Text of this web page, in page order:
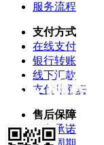
服务流程
支付方式
在线支付
银行转账
线下汇款
支付限额表
售后保障
服务承诺